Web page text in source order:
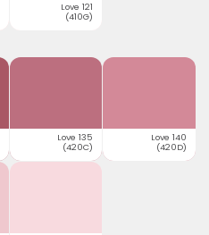
Love 121
(410G)
Love 135
(420C)
Love 140
(420D)